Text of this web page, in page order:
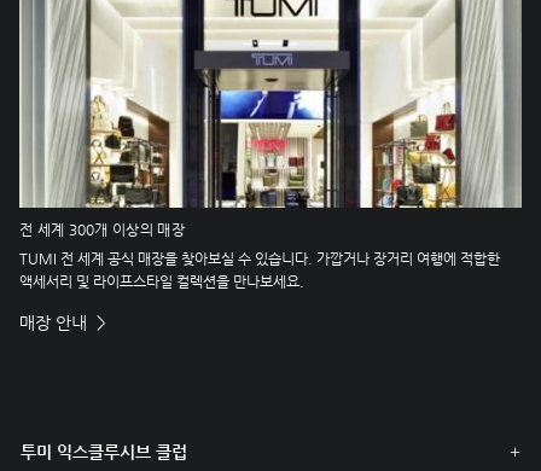
전 세계 300개 이상의 매장
TUMI 전 세계 공식 매장을 찾아보실 수 있습니다. 가깝거나 장거리 여행에 적합한
액세서리 및 라이프스타일 컬렉션을 만나보세요.
매장 안내
투미 익스클루시브 클럽